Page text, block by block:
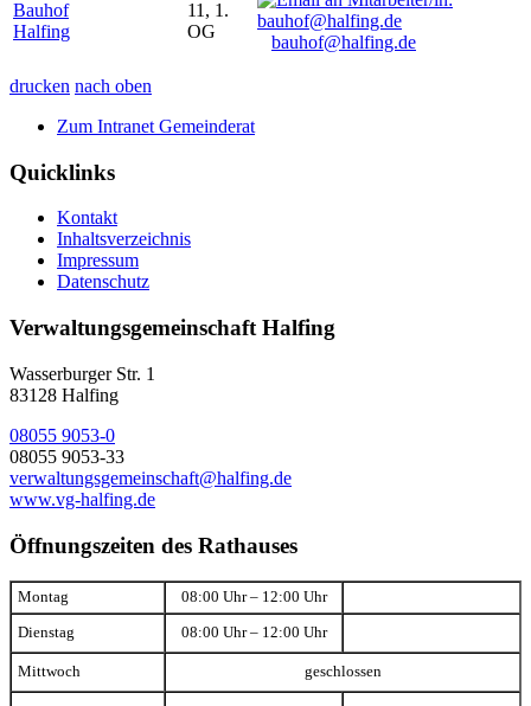
Bauhof
Halfing
11, 1.
OG
bauhof@halfing.de
drucken nach oben
Zum Intranet Gemeinderat
Quicklinks
Kontakt
Inhaltsverzeichnis
Impressum
Datenschutz
Verwaltungsgemeinschaft Halfing
Wasserburger Str. 1
83128 Halfing
08055 9053-0
08055 9053-33
verwaltungsgemeinschaft@halfing.de
www.vg-halfing.de
Öffnungszeiten des Rathauses
Montag 08:00 Uhr – 12:00 Uhr
Dienstag 08:00 Uhr – 12:00 Uhr
Mittwoch geschlossen